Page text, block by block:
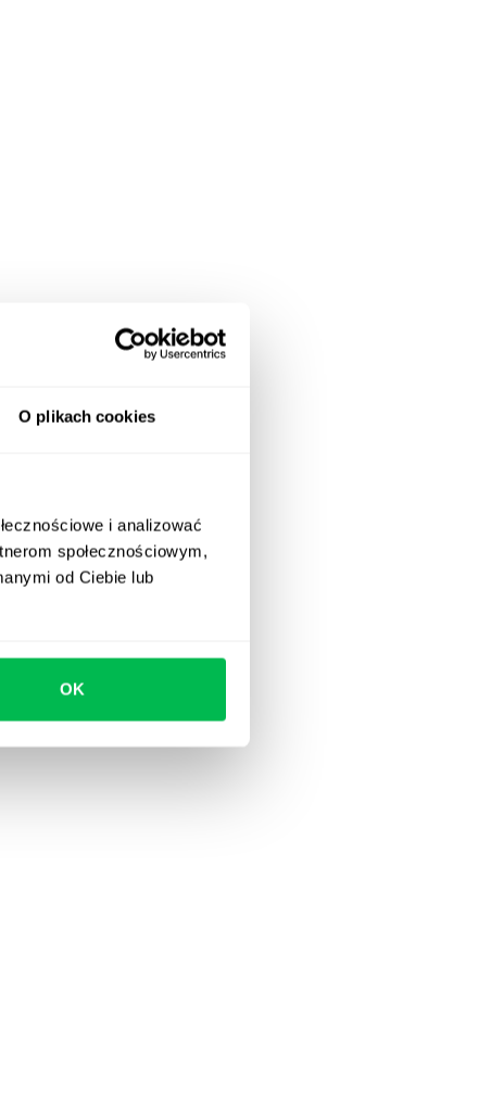
O plikach cookies
i analizować
społecznościowym,
od Ciebie lub
OK